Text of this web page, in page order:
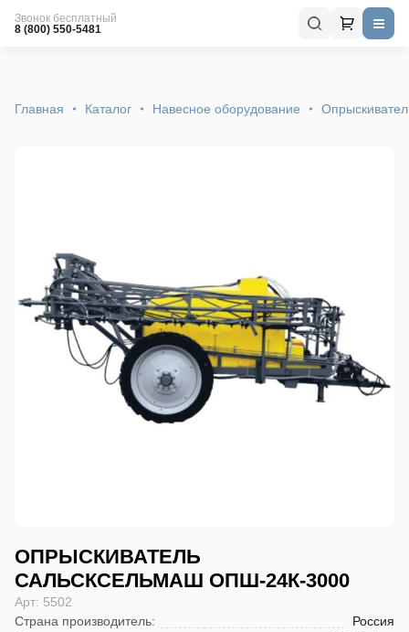
Звонок бесплатный
8 (800) 550-5481
Главная Каталог Навесное оборудование
ОПРЫСКИВАТЕЛЬ
САЛЬСКСЕЛЬМАШ ОПШ-24К-3000
Арт: 5502
Страна производитель:
Россия